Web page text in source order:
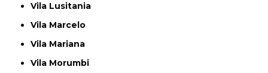
Vila Lusitania
Vila Marcelo
Vila Mariana
Vila Morumbi